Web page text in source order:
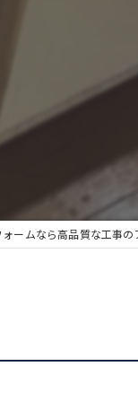
ームなら高品質な工事の